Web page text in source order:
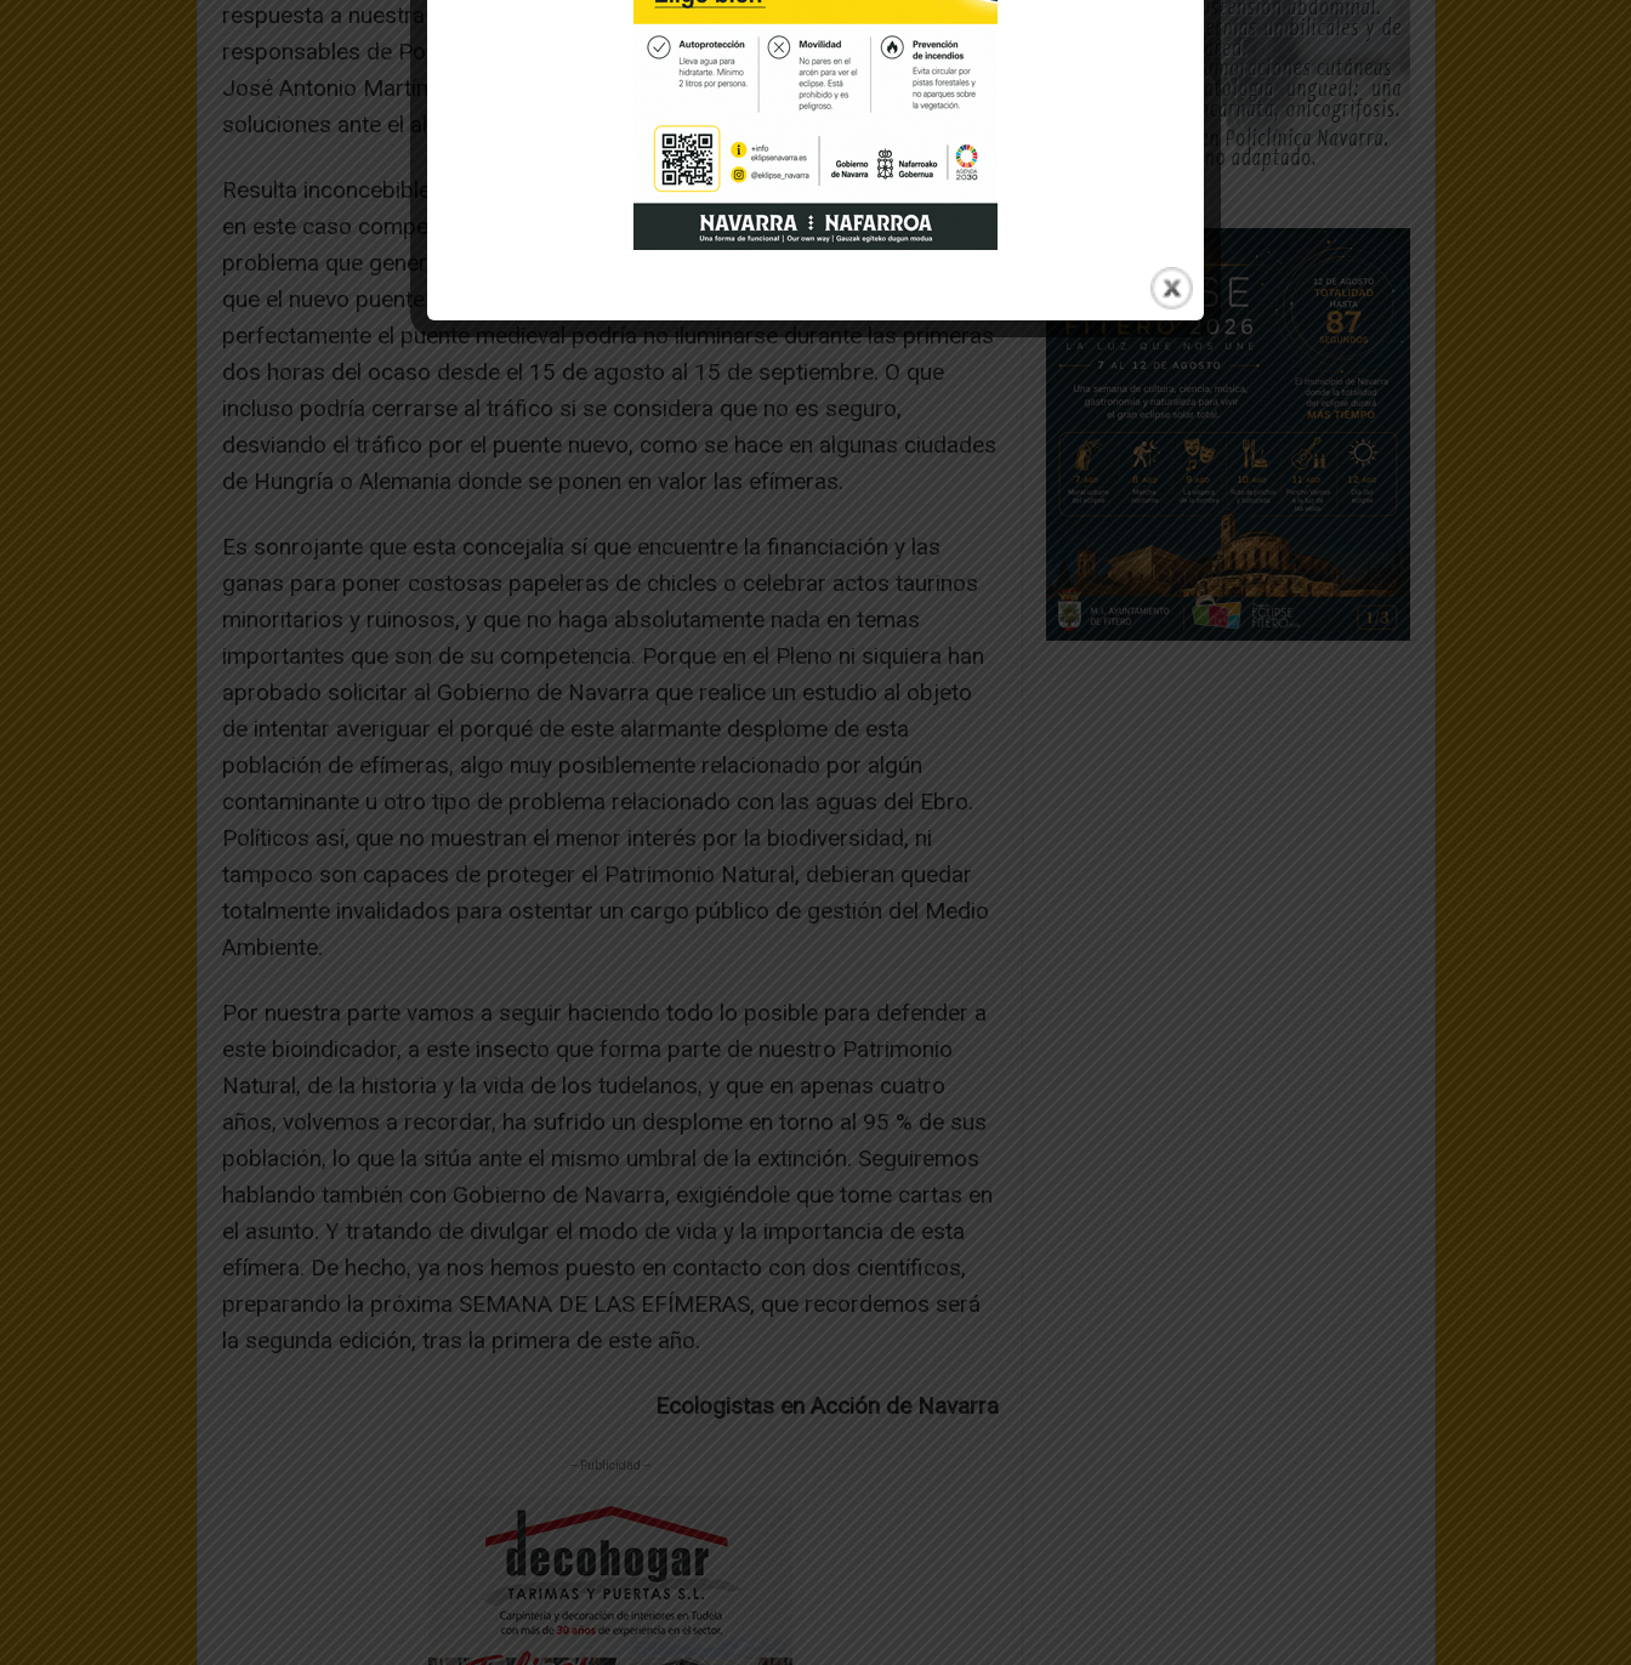
respuesta a nuestra solicitud de reunión realizada hace un año con
responsables de Policía Municipal, dicha concejalía, el naturalista experto
José Antonio Martínez y representantes de nuestra asociación para buscar
soluciones ante el alarmante declive de la especie.
Resulta inconcebible que un ayuntamiento, la administración más cercana, y
en este caso competente en el tema del alumbrado público, no actúe ante el
problema que genera a las efímeras la contaminación lumínica. Recordamos
que el nuevo puente de Tudela, al sur de la ciudad, no tiene iluminación, y
perfectamente el puente medieval podría no iluminarse durante las primeras
dos horas del ocaso desde el 15 de agosto al 15 de septiembre. O que
incluso podría cerrarse al tráfico si se considera que no es seguro,
desviando el tráfico por el puente nuevo, como se hace en algunas ciudades
de Hungría o Alemania donde se ponen en valor las efímeras.
Es sonrojante que esta concejalía sí que encuentre la financiación y las
ganas para poner costosas papeleras de chicles o celebrar actos taurinos
minoritarios y ruinosos, y que no haga absolutamente nada en temas
importantes que son de su competencia. Porque en el Pleno ni siquiera han
aprobado solicitar al Gobierno de Navarra que realice un estudio al objeto
de intentar averiguar el porqué de este alarmante desplome de esta
población de efímeras, algo muy posiblemente relacionado por algún
contaminante u otro tipo de problema relacionado con las aguas del Ebro.
Políticos así, que no muestran el menor interés por la biodiversidad, ni
tampoco son capaces de proteger el Patrimonio Natural, debieran quedar
totalmente invalidados para ostentar un cargo público de gestión del Medio
Ambiente.
Por nuestra parte vamos a seguir haciendo todo lo posible para defender a
este bioindicador, a este insecto que forma parte de nuestro Patrimonio
Natural, de la historia y la vida de los tudelanos, y que en apenas cuatro
años, volvemos a recordar, ha sufrido un desplome en torno al 95 % de sus
población, lo que la sitúa ante el mismo umbral de la extinción. Seguiremos
hablando también con Gobierno de Navarra, exigiéndole que tome cartas en
el asunto. Y tratando de divulgar el modo de vida y la importancia de esta
efímera. De hecho, ya nos hemos puesto en contacto con dos científicos,
preparando la próxima SEMANA DE LAS EFÍMERAS, que recordemos será
la segunda edición, tras la primera de este año.
Ecologistas en Acción de Navarra
-- Publicidad --